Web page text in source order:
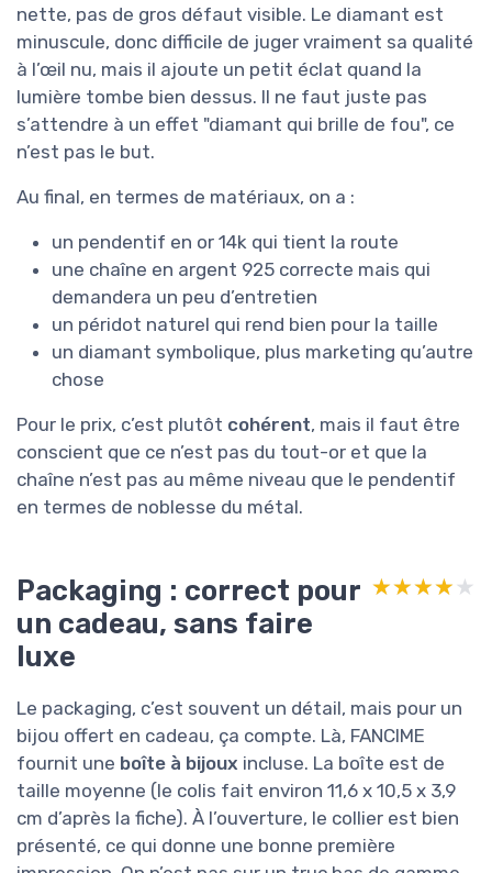
nette, pas de gros défaut visible. Le diamant est
minuscule, donc difficile de juger vraiment sa qualité
à l’œil nu, mais il ajoute un petit éclat quand la
lumière tombe bien dessus. Il ne faut juste pas
s’attendre à un effet "diamant qui brille de fou", ce
n’est pas le but.
Au final, en termes de matériaux, on a :
un pendentif en or 14k qui tient la route
une chaîne en argent 925 correcte mais qui
demandera un peu d’entretien
un péridot naturel qui rend bien pour la taille
un diamant symbolique, plus marketing qu’autre
chose
Pour le prix, c’est plutôt cohérent, mais il faut être
conscient que ce n’est pas du tout-or et que la
chaîne n’est pas au même niveau que le pendentif
en termes de noblesse du métal.
Packaging : correct pour
un cadeau, sans faire
luxe
★★★★★
★★★★★
Le packaging, c’est souvent un détail, mais pour un
bijou offert en cadeau, ça compte. Là, FANCIME
fournit une boîte à bijoux incluse. La boîte est de
taille moyenne (le colis fait environ 11,6 x 10,5 x 3,9
cm d’après la fiche). À l’ouverture, le collier est bien
présenté, ce qui donne une bonne première